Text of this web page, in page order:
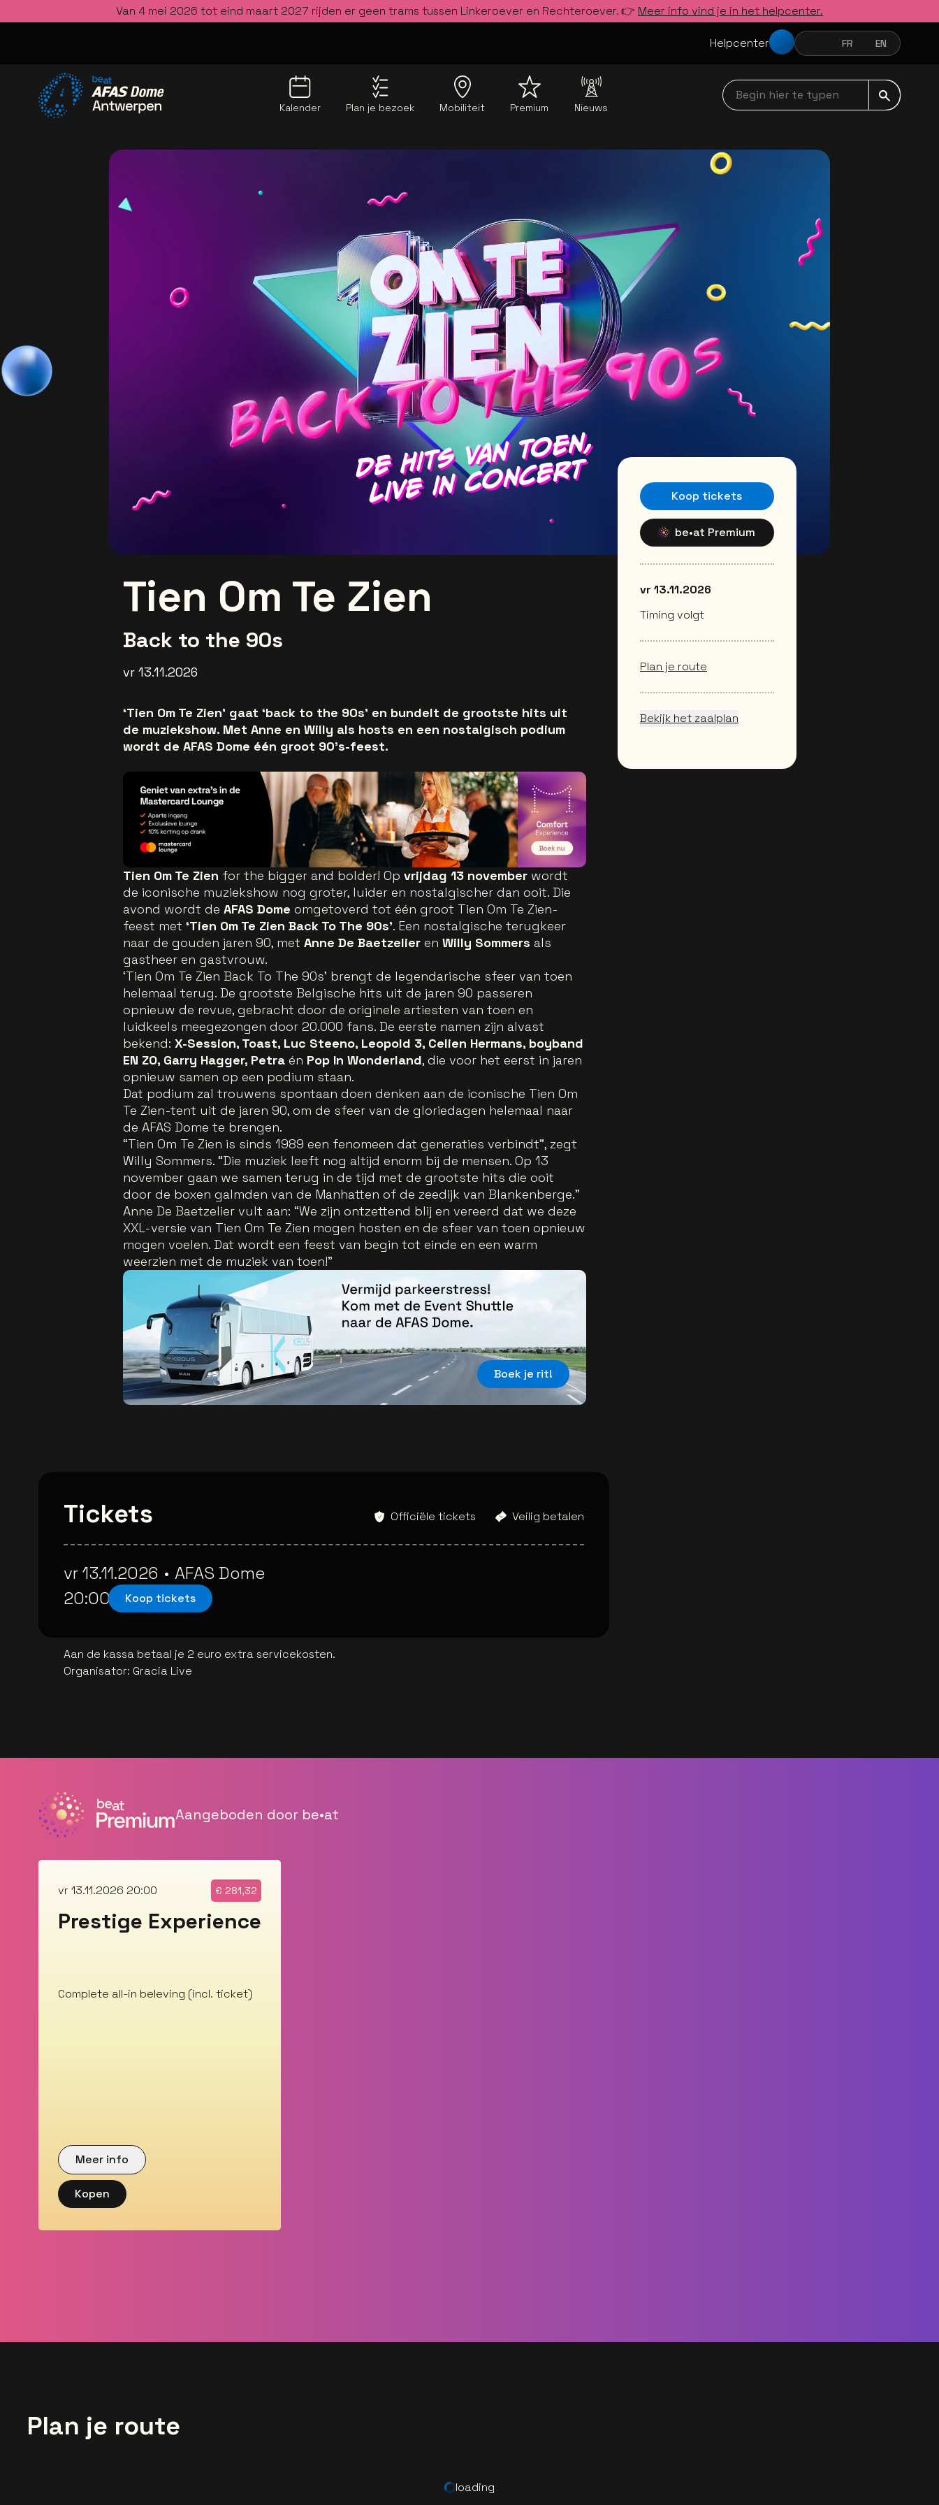
Van 4 mei 2026 tot eind maart 2027 rijden er geen trams tussen Linkeroever en Rechteroever. 👉 Meer info vind je in het helpcenter.
Helpcenter NEDERLANDSFRANÇAIS
FR ENGLISH
EN
Kalender Plan je bezoek Mobiliteit Premium Nieuws
Begin hier te typen navbar
Tien Om Te Zien
Back to the 90s
vr 13.11.2026
‘Tien Om Te Zien’ gaat ‘back to the 90s’ en bundelt de grootste hits uit
de muziekshow. Met Anne en Willy als hosts en een nostalgisch podium
wordt de AFAS Dome één groot 90’s-feest.
Tien Om Te Zien for the bigger and bolder! Op vrijdag 13 november wordt
de iconische muziekshow nog groter, luider en nostalgischer dan ooit. Die
avond wordt de AFAS Dome omgetoverd tot één groot Tien Om Te Zien-
feest met ‘Tien Om Te Zien Back To The 90s’. Een nostalgische terugkeer
naar de gouden jaren 90, met Anne De Baetzelier en Willy Sommers als
gastheer en gastvrouw.
‘Tien Om Te Zien Back To The 90s’ brengt de legendarische sfeer van toen
helemaal terug. De grootste Belgische hits uit de jaren 90 passeren
opnieuw de revue, gebracht door de originele artiesten van toen en
luidkeels meegezongen door 20.000 fans. De eerste namen zijn alvast
bekend: X-Session, Toast, Luc Steeno, Leopold 3, Celien Hermans, boyband
EN ZO, Garry Hagger, Petra én Pop In Wonderland, die voor het eerst in jaren
opnieuw samen op een podium staan.
Dat podium zal trouwens spontaan doen denken aan de iconische Tien Om
Te Zien-tent uit de jaren 90, om de sfeer van de gloriedagen helemaal naar
de AFAS Dome te brengen.
“Tien Om Te Zien is sinds 1989 een fenomeen dat generaties verbindt”, zegt
Willy Sommers. “Die muziek leeft nog altijd enorm bij de mensen. Op 13
november gaan we samen terug in de tijd met de grootste hits die ooit
door de boxen galmden van de Manhatten of de zeedijk van Blankenberge.”
Anne De Baetzelier vult aan: “We zijn ontzettend blij en vereerd dat we deze
XXL-versie van Tien Om Te Zien mogen hosten en de sfeer van toen opnieuw
mogen voelen. Dat wordt een feest van begin tot einde en een warm
weerzien met de muziek van toen!”
Boek je rit!
Koop tickets
be•at Premium
vr 13.11.2026
Timing volgt
Plan je route
Bekijk het zaalplan
Tickets Officiële tickets Veilig betalen
vr 13.11.2026 • AFAS Dome
20:00
Koop tickets
Aan de kassa betaal je 2 euro extra servicekosten.
Organisator: Gracia Live
Aangeboden door be•at
vr 13.11.2026 20:00 € 281,32
Prestige Experience
Complete all-in beleving (incl. ticket)
Meer info
Kopen
Plan je route
loading